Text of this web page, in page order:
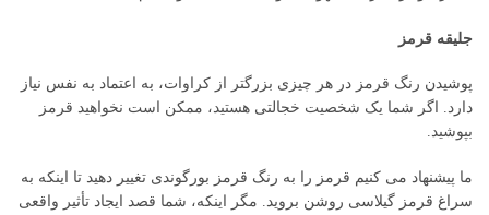
جلیقه قرمز
پوشیدن رنگ قرمز در هر چیزی بزرگتر از کراوات، به اعتماد به نفس نیاز
دارد. اگر شما یک شخصیت خجالتی هستید، ممکن است نخواهید قرمز
بپوشید.
ما پیشنهاد می کنیم قرمز را به رنگ قرمز بورگوندی تغییر دهید تا اینکه به
سراغ قرمز گیلاسی روشن بروید. مگر اینکه، شما قصد ایجاد تأثیر واقعی